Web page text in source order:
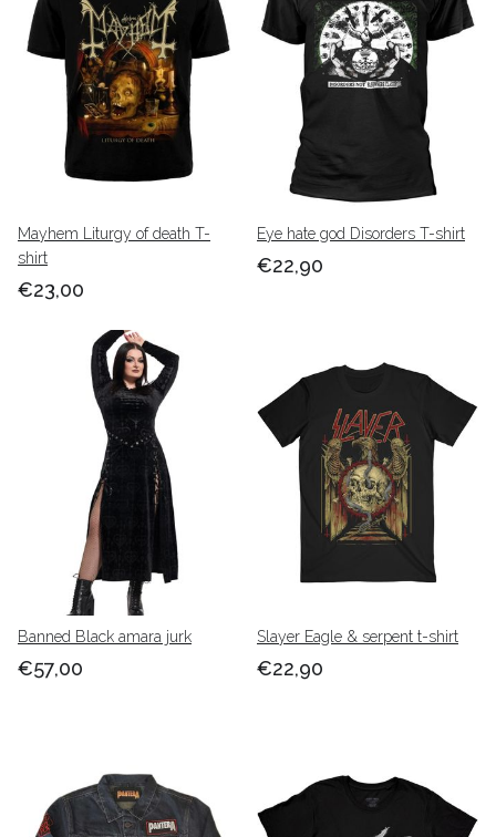
Mayhem Liturgy of death T-
shirt
€23,00
Eye hate god Disorders T-shirt
€22,90
Banned Black amara jurk
€57,00
Slayer Eagle & serpent t-shirt
€22,90